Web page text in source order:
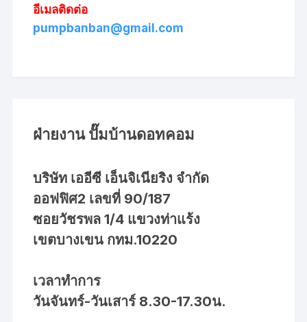
อีเมลติดต่อ
pumpbanban@gmail.com
ฝ่ายงาน ปั๊มบ้านดอทคอม
บริษัท เออีซี เอ็นจิเนียริง จำกัด
ออฟฟิศ2 เลขที่ 90/187
ซอยวัชรพล 1/4 แขวงท่าแร้ง
เขตบางเขน กทม.10220
เวลาทำการ
วันจันทร์-วันเสาร์ 8.30-17.30น.